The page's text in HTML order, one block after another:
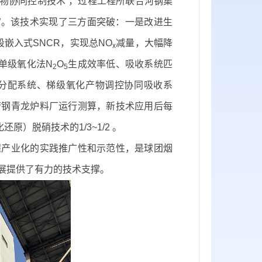
该技术实现了三方面突破：一是改进生
嵌入式SNCR，实现总NOx减量，大幅降
级氧化法N2O5生成效率低、吸收系统匹
配系统、梯级氧化产物调控协同吸收系
青龙炉料厂运行测算，新技术应用后每
原）脱硝技术的1/3~1/2 。
化的实践推广性和示范性，是球团烟
提供了有力的技术支撑。